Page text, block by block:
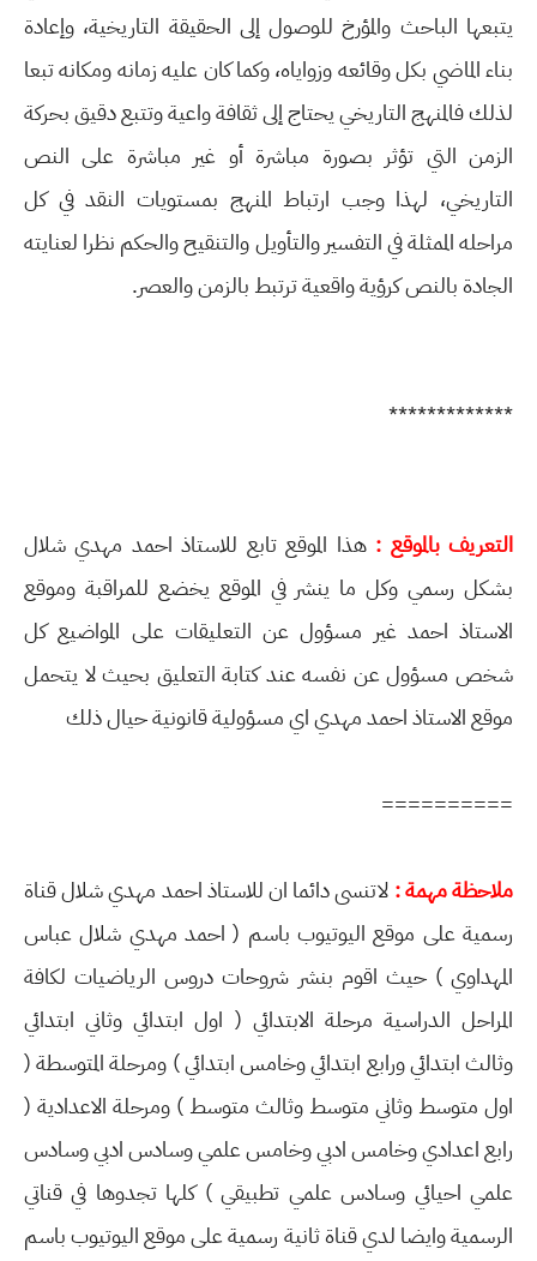
يتبعها الباحث والمؤرخ للوصول إلى الحقيقة التاريخية، وإعادة
بناء الماضي بكل وقائعه وزواياه، وكما كان عليه زمانه ومكانه تبعا
لذلك فالمنهج التاريخي يحتاج إلى ثقافة واعية وتتبع دقيق بحركة
الزمن التي تؤثر بصورة مباشرة أو غير مباشرة على النص
التاريخي، لهذا وجب ارتباط المنهج بمستويات النقد في كل
مراحله الممثلة في التفسير والتأويل والتنقيح والحكم نظرا لعنايته
الجادة بالنص كرؤية واقعية ترتبط بالزمن والعصر.
*************
التعريف بالموقع : هذا الموقع تابع للاستاذ احمد مهدي شلال
بشكل رسمي وكل ما ينشر في الموقع يخضع للمراقبة وموقع
الاستاذ احمد غير مسؤول عن التعليقات على المواضيع كل
شخص مسؤول عن نفسه عند كتابة التعليق بحيث لا يتحمل
موقع الاستاذ احمد مهدي اي مسؤولية قانونية حيال ذلك
==========
ملاحظة مهمة : لاتنسى دائما ان للاستاذ احمد مهدي شلال قناة
رسمية على موقع اليوتيوب باسم ( احمد مهدي شلال عباس
المهداوي ) حيث اقوم بنشر شروحات دروس الرياضيات لكافة
المراحل الدراسية مرحلة الابتدائي ( اول ابتدائي وثاني ابتدائي
وثالث ابتدائي ورابع ابتدائي وخامس ابتدائي ) ومرحلة المتوسطة (
اول متوسط وثاني متوسط وثالث متوسط ) ومرحلة الاعدادية (
رابع اعدادي وخامس ادبي وخامس علمي وسادس ادبي وسادس
علمي احيائي وسادس علمي تطبيقي ) كلها تجدوها في قناتي
الرسمية وايضا لدي قناة ثانية رسمية على موقع اليوتيوب باسم